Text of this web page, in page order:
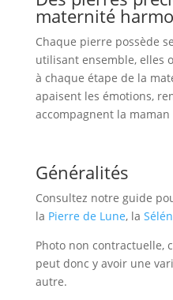
maternité
Chaque pierre possède
utilisant ensemble, elles
à chaque étape de la
apaisent les émotions,
accompagnent la
Généralités
Consultez notre guide
la Pierre de Lune, la
Photo non contractuelle,
peut donc y avoir une
autre.